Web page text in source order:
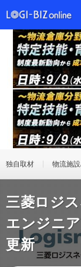
独自取材 物流施
三菱ロジ
エンジニ
更新